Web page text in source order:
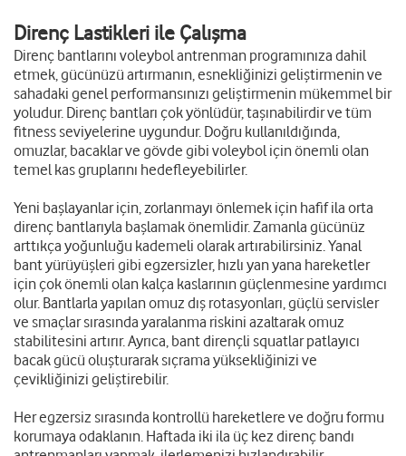
Direnç Lastikleri ile Çalışma
Direnç bantlarını voleybol antrenman programınıza dahil
etmek, gücünüzü artırmanın, esnekliğinizi geliştirmenin ve
sahadaki genel performansınızı geliştirmenin mükemmel bir
yoludur. Direnç bantları çok yönlüdür, taşınabilirdir ve tüm
fitness seviyelerine uygundur. Doğru kullanıldığında,
omuzlar, bacaklar ve gövde gibi voleybol için önemli olan
temel kas gruplarını hedefleyebilirler.
Yeni başlayanlar için, zorlanmayı önlemek için hafif ila orta
direnç bantlarıyla başlamak önemlidir. Zamanla gücünüz
arttıkça yoğunluğu kademeli olarak artırabilirsiniz. Yanal
bant yürüyüşleri gibi egzersizler, hızlı yan yana hareketler
için çok önemli olan kalça kaslarının güçlenmesine yardımcı
olur. Bantlarla yapılan omuz dış rotasyonları, güçlü servisler
ve smaçlar sırasında yaralanma riskini azaltarak omuz
stabilitesini artırır. Ayrıca, bant dirençli squatlar patlayıcı
bacak gücü oluşturarak sıçrama yüksekliğinizi ve
çevikliğinizi geliştirebilir.
Her egzersiz sırasında kontrollü hareketlere ve doğru formu
korumaya odaklanın. Haftada iki ila üç kez direnç bandı